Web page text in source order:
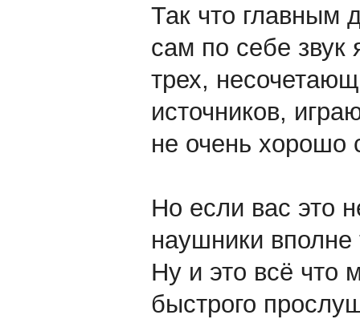
Так что главным
сам по себе звук
трех,
источников,
не очень хорошо
Но если вас это
наушники вполне
Ну и это всё что
быстрого